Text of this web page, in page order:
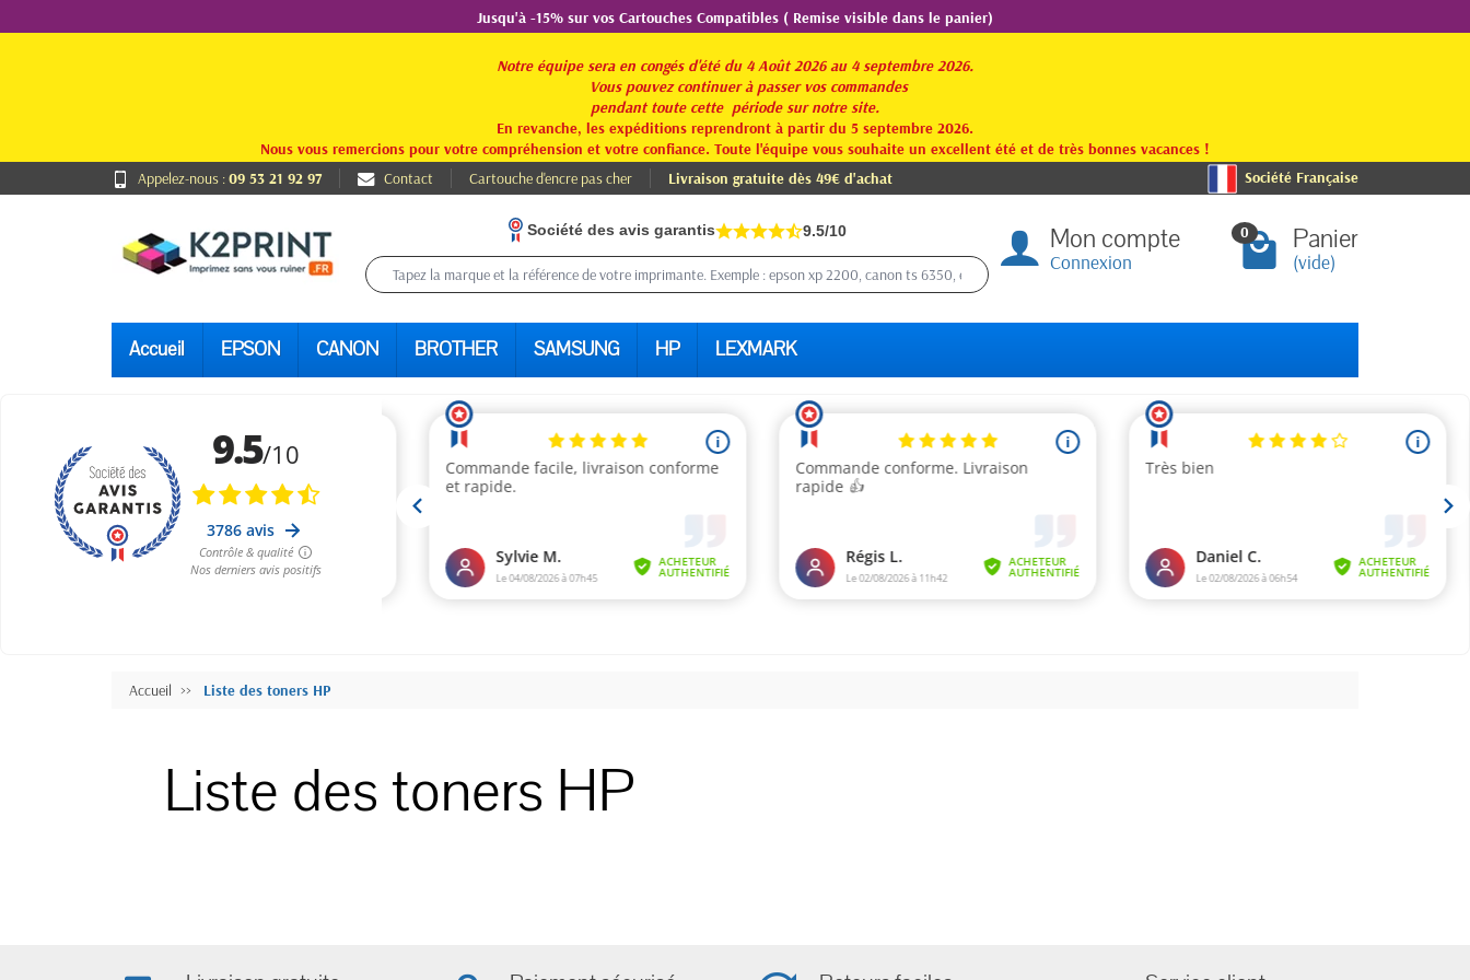
Jusqu'à -15% sur vos Cartouches Compatibles ( Remise visible dans le panier)
Notre équipe sera en congés d'été du 4 Août 2026 au 4 septembre 2026.
Vous pouvez continuer à passer vos commandes
pendant toute cette période sur notre site.
En revanche, les expéditions reprendront à partir du 5 septembre 2026.
Nous vous remercions pour votre compréhension et votre confiance. Toute l'équipe vous souhaite un excellent été et de très bonnes vacances !
Appelez-nous :09 53 21 92 97 Contact Cartouche d'encre pas cher Livraison gratuite dès 49€ d'achat Société Française
Société des avis garantis 9.5/10 Mon compte
Connexion
0 Panier
(vide)
Accueil EPSON CANON BROTHER SAMSUNG HP LEXMARK
Accueil Liste des toners HP
Liste des toners HP